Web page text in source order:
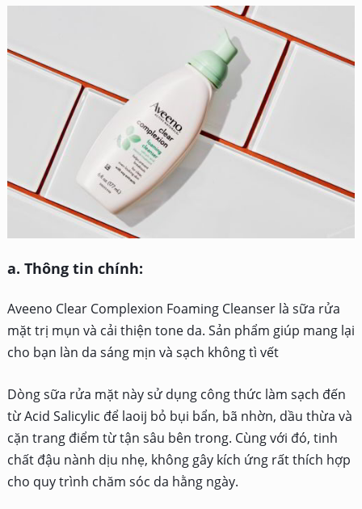
a. Thông tin chính:
Aveeno Clear Complexion Foaming Cleanser là sữa rửa
mặt trị mụn và cải thiện tone da. Sản phẩm giúp mang lại
cho bạn làn da sáng mịn và sạch không tì vết
Dòng sữa rửa mặt này sử dụng công thức làm sạch đến
từ Acid Salicylic để laoij bỏ bụi bẩn, bã nhờn, dầu thừa và
cặn trang điểm từ tận sâu bên trong. Cùng với đó, tinh
chất đậu nành dịu nhẹ, không gây kích ứng rất thích hợp
cho quy trình chăm sóc da hằng ngày.